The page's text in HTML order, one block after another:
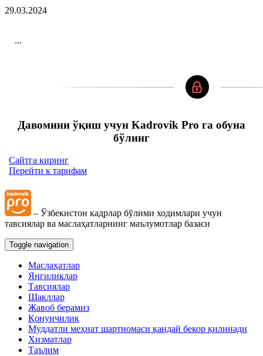
29.03.2024
...
Давомини ўқиш учун Kadrovik Pro га обуна
бўлинг
Сайтга киринг
Перейти к тарифам
– Ўзбекистон кадрлар бўлими ходимлари учун
тавсиялар ва маслаҳатларнинг маълумотлар базаси
Toggle navigation
Маслаҳатлар
Янгиликлар
Тавсиялар
Шакллар
Жавоб берамиз
Қонунчилик
Муддатли меҳнат шартномаси қандай бекор қилинади
Хизматлар
Таълим